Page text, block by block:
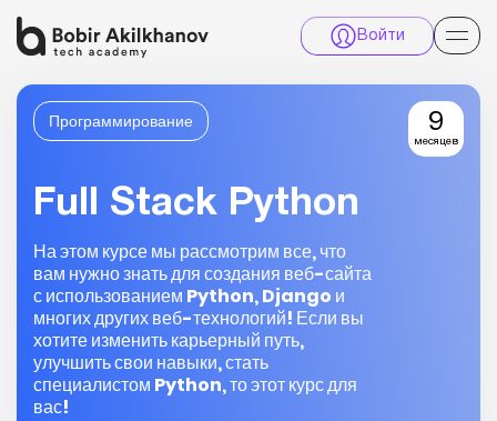
Войти
Программирование
Full Stack Python
На этом курсе мы рассмотрим все, что
вам нужно знать для создания веб-сайта
с использованием Python, Django и
многих других веб-технологий! Если вы
хотите изменить карьерный путь,
улучшить свои навыки, стать
специалистом Python, то этот курс для
вас!
9
месяцев